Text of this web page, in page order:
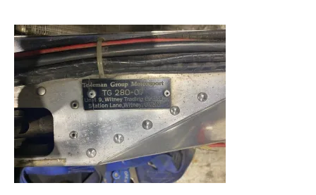
イギリス車
ENGLAND
ドイツ車
GERMANY